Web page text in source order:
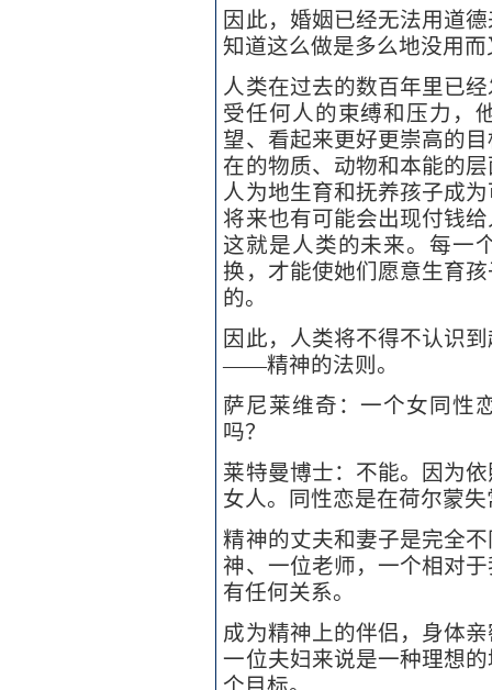
因此，婚姻已经无法用道
知道这么做是多么地没用
人类在过去的数百年里已
受任何人的束缚和压力，
望、看起来更好更崇高的
在的物质、动物和本能的
人为地生育和抚养孩子成
将来也有可能会出现付钱
这就是人类的未来。每一
换，才能使她们愿意生育
的。
因此，人类将不得不认识
——精神的法则。
萨尼莱维奇：一个女同性
吗？
莱特曼博士：不能。因为
女人。同性恋是在荷尔蒙
精神的丈夫和妻子是完全
神、一位老师，一个相对
有任何关系。
成为精神上的伴侣，身体
一位夫妇来说是一种理想